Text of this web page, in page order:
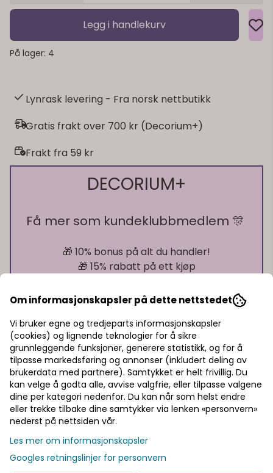
Legg i handlekurv
På lager: 4
Lynrask levering - Fra norsk nettbutikk
Gratis frakt over 700 kr (Decorium+)
Frakt fra 59 kr
DECORIUM+
Få mer som kundeklubbmedlem 🎊
🎁 10% bonus på alt du handler!
🎁 15% rabatt på ett kjøp
Pst! Husk å logge inn!
Bli medlem - få gratis frakt fra 700 kr
Informasjon
Brukes som en del av antrekket i utdrikningslag eller
bryllup.
Settes på hodet og gir et tydelig festpreg. Kan
brukes av bruden alene eller av flere i gruppen.
På lager
På lager
Om informasjonskapsler på dette nettstedet
Vi bruker egne og tredjeparts informasjonskapsler
(cookies) og lignende teknologier for å sikre
grunnleggende funksjoner, generere statistikk, og for å
tilpasse markedsføring og annonser (inkludert deling av
brukerdata med partnere). Samtykket er helt frivillig. Du
kan velge å godta alle, avvise valgfrie, eller tilpasse valgene
dine per kategori nedenfor. Du kan når som helst endre
eller trekke tilbake dine samtykker via lenken «personvern»
nederst på nettsiden vår.
Les mer om informasjonskapsler
Googles retningslinjer for personvern